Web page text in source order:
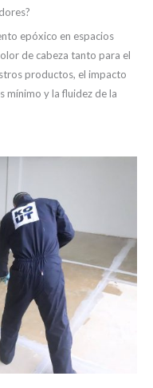
epóxico en espacios
de cabeza tanto para el
productos, el impacto
mínimo y la fluidez de la